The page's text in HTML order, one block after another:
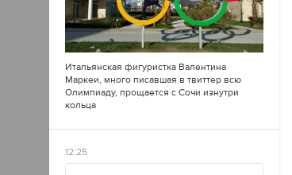
Итальянская фигуристка Валентина
Маркеи, много писавшая в твиттер всю
Олимпиаду, прощается с Сочи изнутри
кольца
12:25